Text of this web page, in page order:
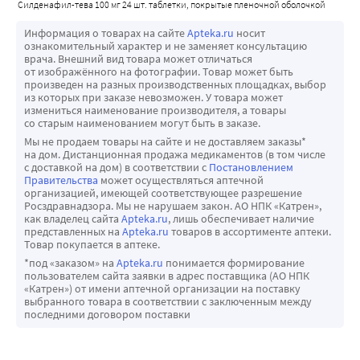
острым началом НПИНЗН. Результаты указывают на
приблизительно 2-кратное повышение риска НПИНЗН в
пределах 5 периодов полувыведения после применения
ингибитора ФДЭ5. Согласно опубликованным
литературным данным, годичная частота возникновения
НПИНЗН составляет 2,5-11,8 случаев на 100 000 мужчин в
возрасте ? 50 лет в общей популяции. Следует
рекомендовать пациентам в случае внезапной потери
зрения прекратить терапию силденафилом и
немедленно проконсультироваться с врачом. Лица, у
которых уже был случай НПИНЗН, имеют повышенный
риск рецидива НПИНЗН. Поэтому врачу следует обсудить
данный риск с такими пациентами, а также обсудить с
ними потенциальный шанс неблагоприятного
воздействия ингибиторов ФДЭ5. Ингибиторы ФДЭ5, в
том числе силеднафил, у таких пациентов следует
применять с осторожностью и только в ситуациях, когда
случайные падения, боль в области грудной клетки,
случайные травмы; редко - раздражительность.
Силденафил усиливает гипотензивное действие
нитратов, как при длительном применении, так и при
применении по острым показаниям. В связи с этим
применение силденафила в сочетании с нитратами или
донаторами оксида азота противопоказано.
При одновременном приеме альфа-адреноблокатора
доксазозина (4 мг и 8 мг) и силденафила (50 мг и 100 мг) у
пациентов с доброкачественной гиперплазией
предстательной железы со стабильной гемодинамикой
среднее дополнительное снижение систолического/
диастолического АД в положении лежа на спине
составляло 9/5 мм рт.ст. и 8/4 мм рт.cт., соответственно, а
в положении стоя - 11/4 мм pт.cт. и 4/5 мм рт.ст.,
соответственно. Сообщается о редких случаях развития у
таких пациентов симптоматической постуральной
гипотензии, проявлявшейся в виде головокружений (без
обморока). У отдельных чувствительных пациентов,
У пациентов с циррозом печени (стадии А и В по
классификации Чайлд-Пью) клиренс силденафила
снижается, что приводит к повышению значения AUC (84
%) и Cmax (47 %) по сравнению с таковыми показателями
при нормальной функции печени у пациентов той же
возрастной группы. Фармакокинетика силденафила у
пациентов с печеночной недостаточностью тяжелой
степени (стадия С по классификации Чайлд-Пью) не
изучалась.
силденафил-тева 100 мг 24 шт. таблетки, покрытые пленочной оболочкой
Информация о товарах на сайтеApteka.ru носит
ознакомительный характер и не заменяет консультацию
врача. Внешний вид товара может отличаться
от изображённого на фотографии. Товар может быть
произведен на разных производственных площадках, выбор
из которых при заказе невозможен. У товара может
измениться наименование производителя, а товары
со старым наименованием могут быть в заказе.
Мы не продаем товары на сайте и не доставляем заказы*
на дом. Дистанционная продажа медикаментов (в том числе
с доставкой на дом) в соответствии с Постановлением
Правительства может осуществляться аптечной
организацией, имеющей соответствующее разрешение
Росздравнадзора. Мы не нарушаем закон. АО НПК «Катрен»,
как владелец сайта Apteka.ru, лишь обеспечивает наличие
представленных на Apteka.ru товаров в ассортименте аптеки.
Товар покупается в аптеке.
*под «заказом» на Apteka.ru понимается формирование
пользователем сайта заявки в адрес поставщика (АО НПК
«Катрен») от имени аптечной организации на поставку
выбранного товара в соответствии с заключенным между
последними договором поставки